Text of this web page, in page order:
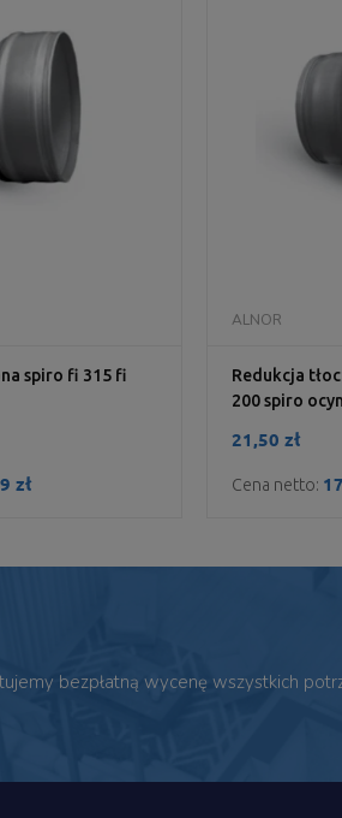
spiro fi 315 fi
zł
Redukcja
200 spiro
ALNOR
21,50 zł
Cena netto:
bezpłatną wycenę wszystkich